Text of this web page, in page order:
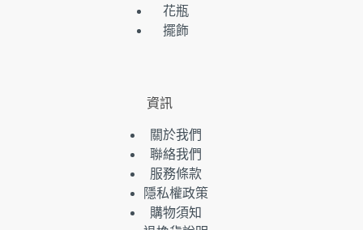
花瓶
擺飾
資訊
關於我們
聯絡我們
服務條款
隱私權政策
購物須知